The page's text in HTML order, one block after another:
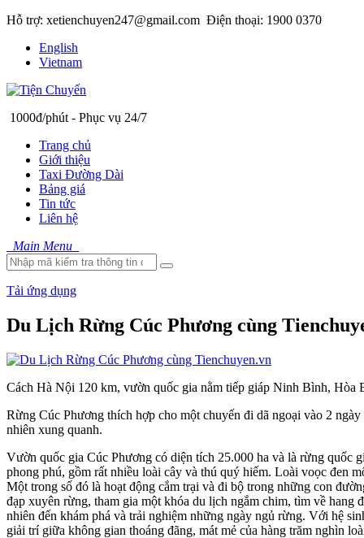
Hỗ trợ: xetienchuyen247@gmail.com Điện thoại: 1900 0370
English
Vietnam
1000đ/phút - Phục vụ 24/7
Trang chủ
Giới thiệu
Taxi Đường Dài
Bảng giá
Tin tức
Liên hệ
Main Menu
Tải ứng dụng
Du Lịch Rừng Cúc Phương cùng
Cách Hà Nội 120 km, vườn quốc gia nằm tiếp giáp Ninh Bình, Hòa
Rừng Cúc Phương thích hợp cho một chuyến đi dã ngoại vào 2
nhiên xung quanh.
Vườn quốc gia Cúc Phương có diện tích 25.000 ha và là rừng quốc
phong phú, gồm rất nhiều loài cây và thú quý hiếm. Loài voọc đen
Một trong số đó là hoạt động cắm trại và đi bộ trong những con
đạp xuyên rừng, tham gia một khóa du lịch ngắm chim, tìm về
nhiên đến khám phá và trải nghiệm những ngày ngủ rừng. Với hệ
giải trí giữa không gian thoáng đãng, mát mẻ của hàng trăm nghìn